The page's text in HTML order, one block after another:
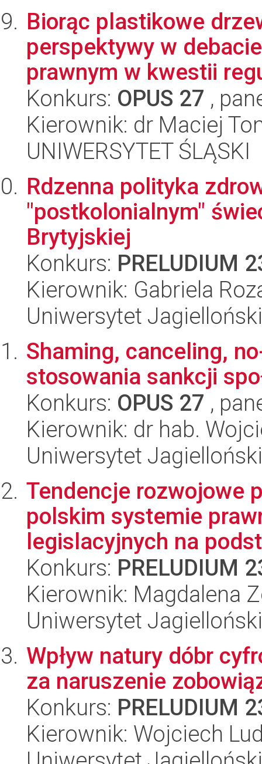
Biorąc plastikowe
perspektywy w
prawnym w kwestii
Konkurs: OPUS 27 ,
Kierownik: dr Maciej
UNIWERSYTET ŚLĄSKI
Rdzenna polityka
"postkolonialnym"
Brytyjskiej
Konkurs: PRELUDIUM
Kierownik: Gabriela
Uniwersytet Jagielloński
Shaming, canceling,
stosowania sankcji
Konkurs: OPUS 27 ,
Kierownik: dr hab.
Uniwersytet Jagielloński
Tendencje rozwojowe
polskim systemie
legislacyjnych na
Konkurs: PRELUDIUM
Kierownik: Magdalena
Uniwersytet Jagielloński
Wpływ natury dóbr
za naruszenie
Konkurs: PRELUDIUM
Kierownik: Wojciech